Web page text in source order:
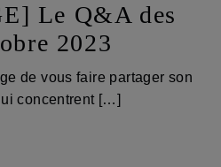
Le Q&A des
2023
de vous faire partager son
concentrent […]